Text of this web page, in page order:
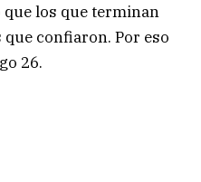
que los que terminan
confiaron. Por eso
26.